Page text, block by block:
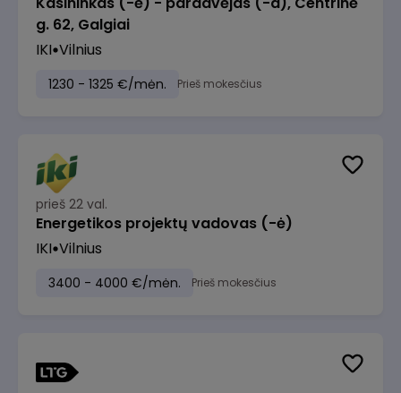
g. 62, Galgiai
IKI Vilnius
1230 - 1325 €/mėn. Prieš mokesčius
prieš 22 val.
Energetikos projektų vadovas (-ė)
IKI Vilnius
3400 - 4000 €/mėn. Prieš mokesčius